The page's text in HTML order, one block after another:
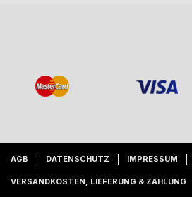
AGB DATENSCHUTZ IMPRESSUM
VERSANDKOSTEN, LIEFERUNG & ZAHLUNG